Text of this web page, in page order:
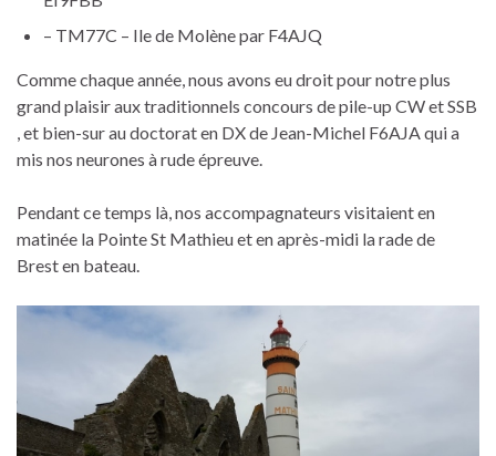
– TM77C – Ile de Molène par F4AJQ
Comme chaque année, nous avons eu droit pour notre plus
grand plaisir aux traditionnels concours de pile-up CW et SSB
, et bien-sur au doctorat en DX de Jean-Michel F6AJA qui a
mis nos neurones à rude épreuve.
Pendant ce temps là, nos accompagnateurs visitaient en
matinée la Pointe St Mathieu et en après-midi la rade de
Brest en bateau.